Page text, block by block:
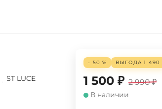
ST LUCE
- 50 % ВЫГОДА1 490
1 500 ₽ 2 990 ₽
В наличии